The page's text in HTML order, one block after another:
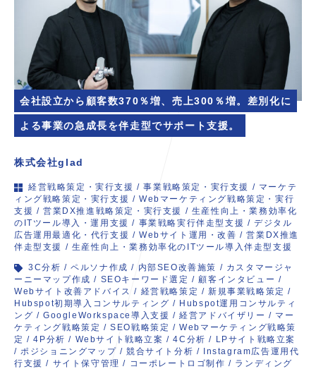
会社設立から顧客数370％増、売上300％増。差別化に
よる事業の急成長を伴走型でサポート支援。
株式会社glad
経営戦略策定・実行支援 /事業戦略策定・実行支援 / マーケテ
ィング戦略策定・実行支援 /Webマーケティング戦略策定・実行
支援 /営業DX推進戦略策定・実行支援 / 生産性向上・業務効率化
のITツール導入・運用支援 / 事業戦略実行伴走型支援 /デジタル
広告運用最適化・代行支援 /Webサイト運用・改善 /営業DX推進
伴走型支援 / 生産性向上・業務効率化のITツール導入伴走型支援
3C分析 /ペルソナ作成 / 内部SEO改善施策 / カスタマージャ
ーニーマップ作成 / SEOキーワード選定 /顧客インタビュー /
Webサイト改善アドバイス / 経営戦略策定 /新規事業戦略策定 /
Hubspot初期導入コンサルティング / Hubspot運用コンサルティ
ング /GoogleWorkspace導入支援 /経営アドバイザリー / マー
ケティング戦略策定 /SEO戦略策定 /Webマーケティング戦略策
定 /4P分析 / Webサイト戦略立案 /4C分析 / LPサイト戦略立案
/ポジショニングマップ /競合サイト分析 / Instagram広告運用代
行支援 / サイト保守管理 / コーポレートロゴ制作 / ランディング